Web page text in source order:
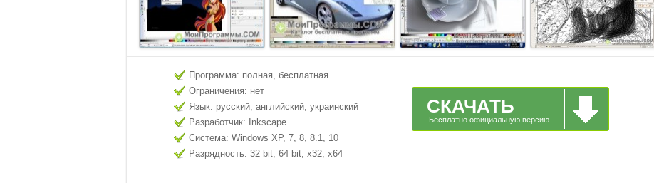
Программа: полная, бесплатная
Ограничения: нет
Язык: русский, английский, украинский
Разработчик: Inkscape
Система: Windows XP, 7, 8, 8.1, 10
Разрядность: 32 bit, 64 bit, x32, x64
СКАЧАТЬ
Бесплатно официальную версию